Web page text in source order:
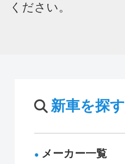
ください。
新車を探す
メーカー一覧